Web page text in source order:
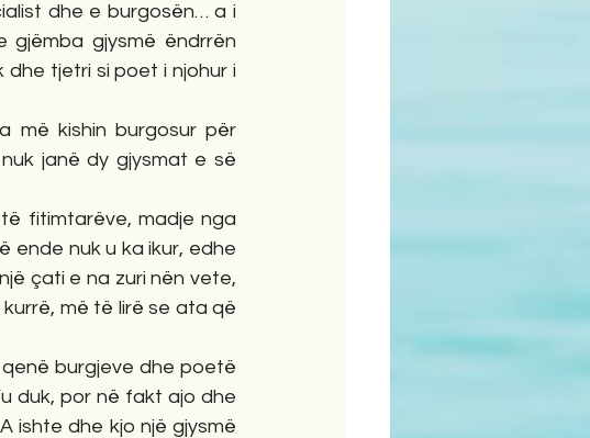
dhe e burgosën… a i
gjysmë ëndrrën
dhe tjetri si poet i njohur i
janë dy gjysmat e së
ende nuk u ka ikur, edhe
çati e na zuri nën vete,
më të lirë se ata që
duk, por në fakt ajo dhe
ishte dhe kjo një gjysmë